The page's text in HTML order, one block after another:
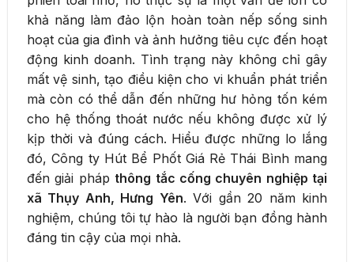
khả năng làm đảo lộn hoàn toàn nếp sống sinh
hoạt của gia đình và ảnh hưởng tiêu cực đến hoạt
động kinh doanh. Tình trạng này không chỉ gây
mất vệ sinh, tạo điều kiện cho vi khuẩn phát triển
mà còn có thể dẫn đến những hư hỏng tốn kém
cho hệ thống thoát nước nếu không được xử lý
kịp thời và đúng cách. Hiểu được những lo lắng
đó, Công ty Hút Bể Phốt Giá Rẻ Thái Bình mang
đến giải pháp thông tắc cống chuyên nghiệp tại
xã Thụy Anh, Hưng Yên. Với gần 20 năm kinh
nghiệm, chúng tôi tự hào là người bạn đồng hành
đáng tin cậy của mọi nhà.